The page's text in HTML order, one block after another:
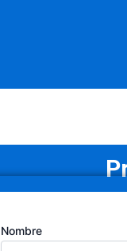
Tu
nombre(Obligatorio)
Nombre